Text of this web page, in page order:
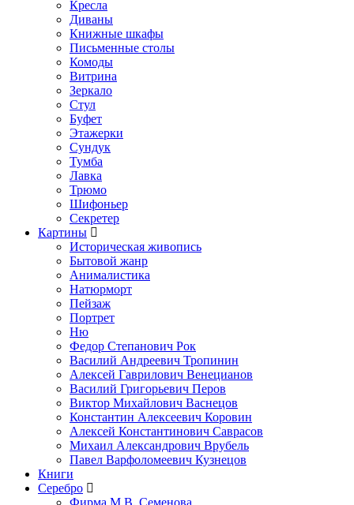
Кресла
Диваны
Книжные шкафы
Письменные столы
Комоды
Витрина
Зеркало
Стул
Буфет
Этажерки
Сундук
Тумба
Лавка
Трюмо
Шифоньер
Секретер
Картины
Историческая живопись
Бытовой жанр
Анималистика
Натюрморт
Пейзаж
Портрет
Ню
Федор Степанович Рок
Василий Андреевич Тропинин
Алексей Гаврилович Венецианов
Василий Григорьевич Перов
Виктор Михайлович Васнецов
Константин Алексеевич Коровин
Алексей Константинович Саврасов
Михаил Александрович Врубель
Павел Варфоломеевич Кузнецов
Книги
Серебро
Фирма М.В. Семенова